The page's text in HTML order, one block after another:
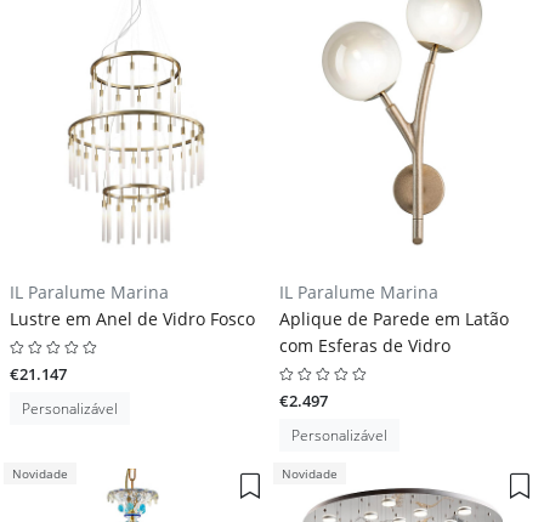
IL Paralume Marina
Lustre em Anel de Vidro Fosco
€21.147
Personalizável
IL Paralume Marina
Aplique de Parede em Latão
com Esferas de Vidro
€2.497
Personalizável
Novidade Novidade